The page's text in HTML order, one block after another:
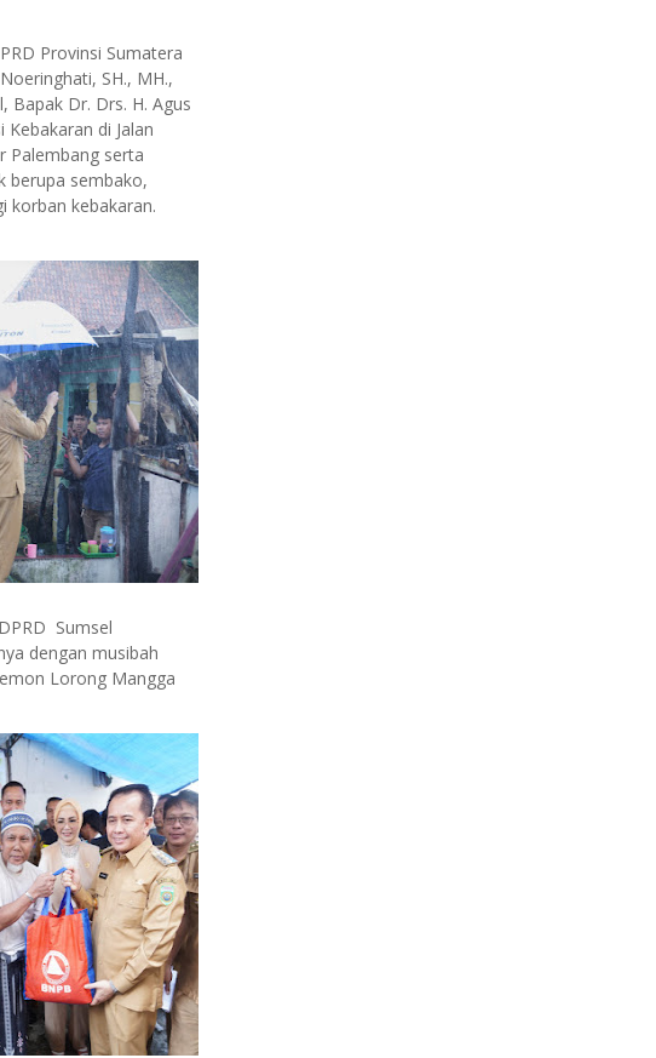
Provinsi Sumatera
SH., MH.,
Bapak Dr. Drs. H. Agus
di Jalan
Palembang serta
berupa sembako,
korban kebakaran.
Sumsel
dengan musibah
Lorong Mangga